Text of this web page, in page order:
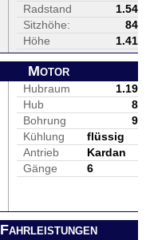
Radstand
1.540
Sitzhöhe:
845
Höhe
1.410
Motor
Hubraum
1.199
Hub
80
Bohrung
98
Kühlung
flüssig
Antrieb
Kardan
Gänge
6
Fahrleistungen